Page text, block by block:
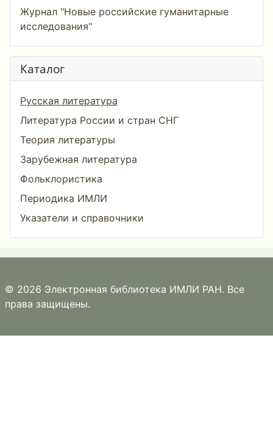
Журнал "Новые российские гуманитарные
исследования"
Каталог
Русская литература
Литература России и стран СНГ
Теория литературы
Зарубежная литература
Фольклористика
Периодика ИМЛИ
Указатели и справочники
© 2026 Электронная библиотека ИМЛИ РАН. Все
права защищены.